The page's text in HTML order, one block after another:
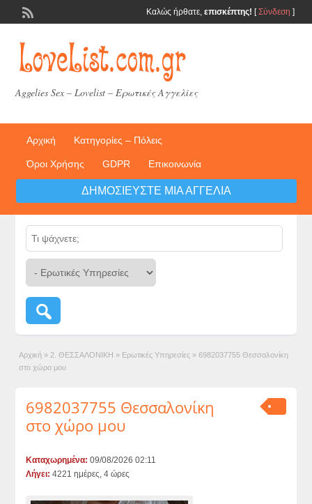
Καλώς ήρθατε, επισκέπτης! [Σύνδεση ]
Aggelies Sex – Lovelist – Ερωτικές Αγγελίες
Αρχική Κατηγορίες – Πόλεις
Όροι Χρήσης GDPR Επικοινωνία
ΔΗΜΟΣΙΕΎΣΤΕ ΜΙΑ ΑΓΓΕΛΊΑ
Αρχική » 2. ΘΕΣΣΑΛΟΝΙΚΗ » Ερωτικές Υπηρεσίες » 6982037755 Θεσσαλονίκη
στο χώρο μου
6982037755 Θεσσαλονίκη
στο χώρο μου
Καταχωρημένα: 09/08/2026 02:11
Λήγει: 4221 ημέρες, 4 ώρες